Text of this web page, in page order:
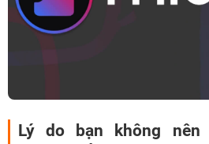
Lý do bạn không nên